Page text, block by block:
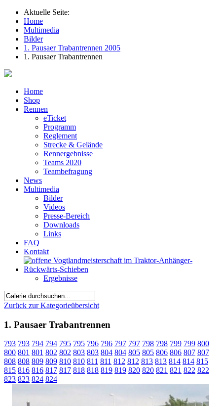
Aktuelle Seite:
Home
Multimedia
Bilder
1. Pausaer Trabantrennen 2005
1. Pausaer Trabantrennen
Home
Shop
Rennen
eTicket
Programm
Reglement
Strecke & Gelände
Rennergebnisse
Teams 2020
Teambefragung
News
Multimedia
Bilder
Videos
Presse-Bereich
Downloads
Links
FAQ
Kontakt
Ergebnisse
Zurück zur Kategorieübersicht
1. Pausaer Trabantrennen
793 793 794 794 795 795 796 796 797 797 798 798 799 799 800
800 801 801 802 802 803 803 804 804 805 805 806 806 807 807
808 808 809 809 810 810 811 811 812 812 813 813 814 814 815
815 816 816 817 817 818 818 819 819 820 820 821 821 822 822
823 823 824 824